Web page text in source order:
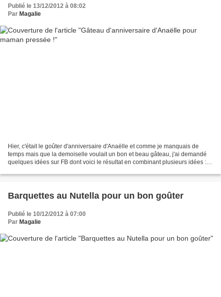
Publié le 13/12/2012 à 08:02
Par Magalie
Hier, c'était le goûter d'anniversaire d'Anaëlle et comme je manquais de
temps mais que la demoiselle voulait un bon et beau gâteau, j'ai demandé
quelques idées sur FB dont voici le résultat en combinant plusieurs idées : -
Barquettes au Nutella pour un bon goûter
Publié le 10/12/2012 à 07:00
Par Magalie